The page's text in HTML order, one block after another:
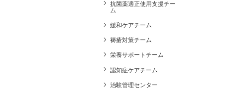
抗菌薬適正使用支援チー
ム
緩和ケアチーム
褥瘡対策チーム
栄養サポートチーム
認知症ケアチーム
治験管理センター